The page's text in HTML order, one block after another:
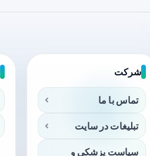
شرکت
تماس با ما
تبلیغات در سایت
سیاست پزشکی و